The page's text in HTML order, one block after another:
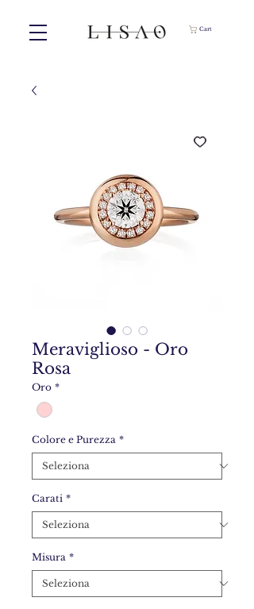
Cart
Meraviglioso - Oro
Rosa
Oro *
Colore e Purezza *
Carati *
Misura *